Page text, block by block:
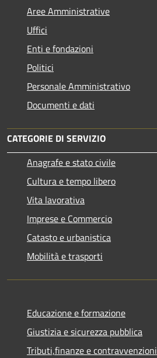
Aree Amministrative
Uffici
Enti e fondazioni
Politici
Personale Amministrativo
Documenti e dati
CATEGORIE DI SERVIZIO
Anagrafe e stato civile
Cultura e tempo libero
Vita lavorativa
Imprese e Commercio
Catasto e urbanistica
Mobilità e trasporti
Educazione e formazione
Giustizia e sicurezza pubblica
Tributi,finanze e contravvenzioni